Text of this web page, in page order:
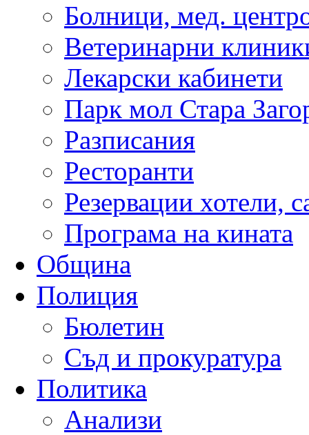
Болници, мед.
Ветеринарни
Лекарски кабинети
Парк мол Стара
Разписания
Ресторанти
Резервации хотели,
Програма на кината
Община
Полиция
Бюлетин
Съд и прокуратура
Политика
Анализи